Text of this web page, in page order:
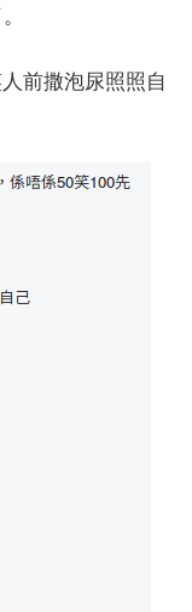
前撒泡尿照照自